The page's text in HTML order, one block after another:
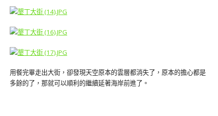
用餐完畢走出大街，卻發現天空原本的雲層都消失了，原本的擔心都是
多餘的了，那就可以順利的繼續延著海岸前進了。